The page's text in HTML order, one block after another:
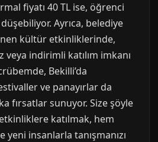
fiyatı 40 TL ise, öğrenci
düşebiliyor. Ayrıca, belediye
kültür etkinliklerinde,
indirimli katılım imkanı
Bekilli’da
ve panayırlar da
fırsatlar sunuyor. Size şöyle
katılmak, hem
insanlarla tanışmanızı